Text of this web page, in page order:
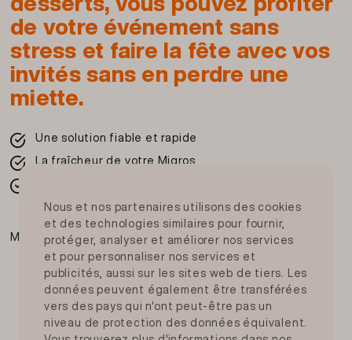
de votre événement sans
stress et faire la fête avec vos
invités sans en perdre une
miette.
Une solution fiable et rapide
La fraîcheur de votre Migros
Moyens de paiement
Nous et nos partenaires utilisons des cookies
et des technologies similaires pour fournir,
protéger, analyser et améliorer nos services
et pour personnaliser nos services et
publicités, aussi sur les sites web de tiers. Les
données peuvent également être transférées
vers des pays qui n'ont peut-être pas un
niveau de protection des données équivalent.